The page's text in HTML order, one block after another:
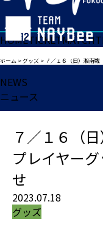
HOMETICKETMATCH
ホーム >グッズ > ７／１６（日）湘南
NEWS
ニュース
７／１６（
プレイヤー
せ
2023.07.18
グッズ